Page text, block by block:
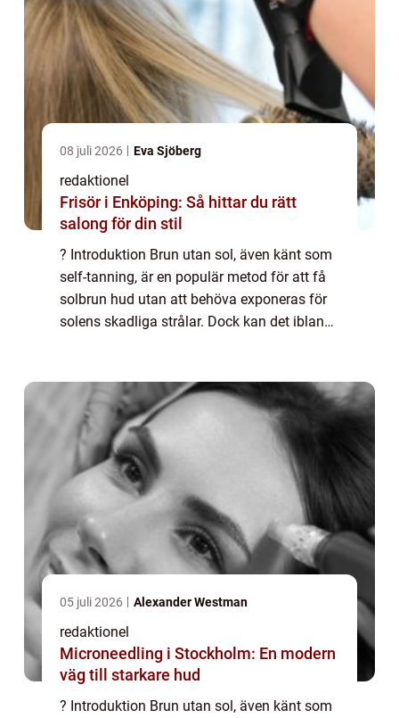
08 juli 2026 Eva Sjöberg
redaktionel
Frisör i Enköping: Så hittar du rätt
salong för din stil
? Introduktion Brun utan sol, även känt som
self-tanning, är en populär metod för att få
solbrun hud utan att behöva exponeras för
solens skadliga strålar. Dock kan det ibland
05 juli 2026 Alexander Westman
redaktionel
Microneedling i Stockholm: En modern
väg till starkare hud
? Introduktion Brun utan sol, även känt som